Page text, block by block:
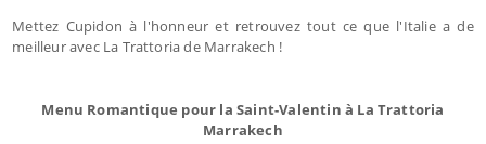
Mettez Cupidon à l'honneur et retrouvez tout ce que l'Italie a de
meilleur avec La Trattoria de Marrakech !
Menu Romantique pour la Saint-Valentin à La Trattoria
Marrakech